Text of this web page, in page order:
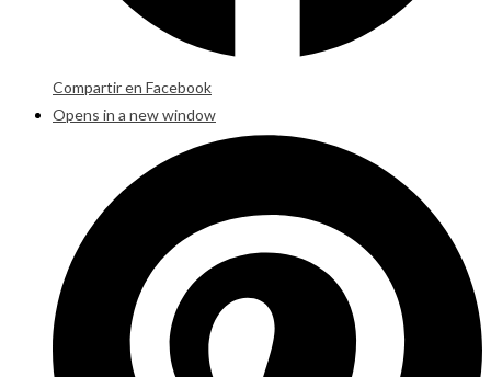
Compartir en Facebook
Opens in a new window